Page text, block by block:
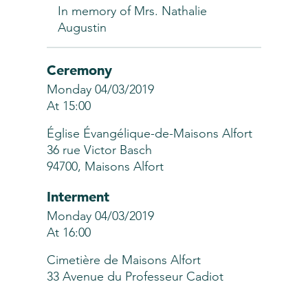
In memory of Mrs. Nathalie
Augustin
Ceremony
Monday 04/03/2019
At 15:00
Église Évangélique-de-Maisons Alfort
36 rue Victor Basch
94700, Maisons Alfort
Interment
Monday 04/03/2019
At 16:00
Cimetière de Maisons Alfort
33 Avenue du Professeur Cadiot